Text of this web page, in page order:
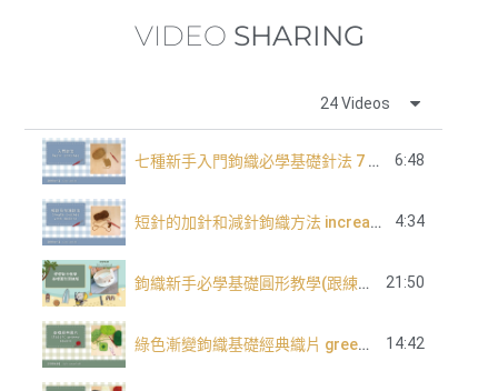
VIDEO SHARING
24 Videos
七種新手入門鉤織必學基礎針法 7 basic crochet stitch for beginners 6:48
短針的加針和減針鉤織方法 increase and decrease of single crochet 4:34
鉤織新手必學基礎圓形教學(跟練版) 21:50
綠色漸變鉤織基礎經典織片 green tone classic granny square 14:42